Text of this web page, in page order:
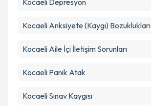
Kocaeli Depresyon
Kocaeli Anksiyete (Kaygı) Bozuklukları
Kocaeli Aile İçi İletişim Sorunları
Kocaeli Panik Atak
Kocaeli Sınav Kaygısı